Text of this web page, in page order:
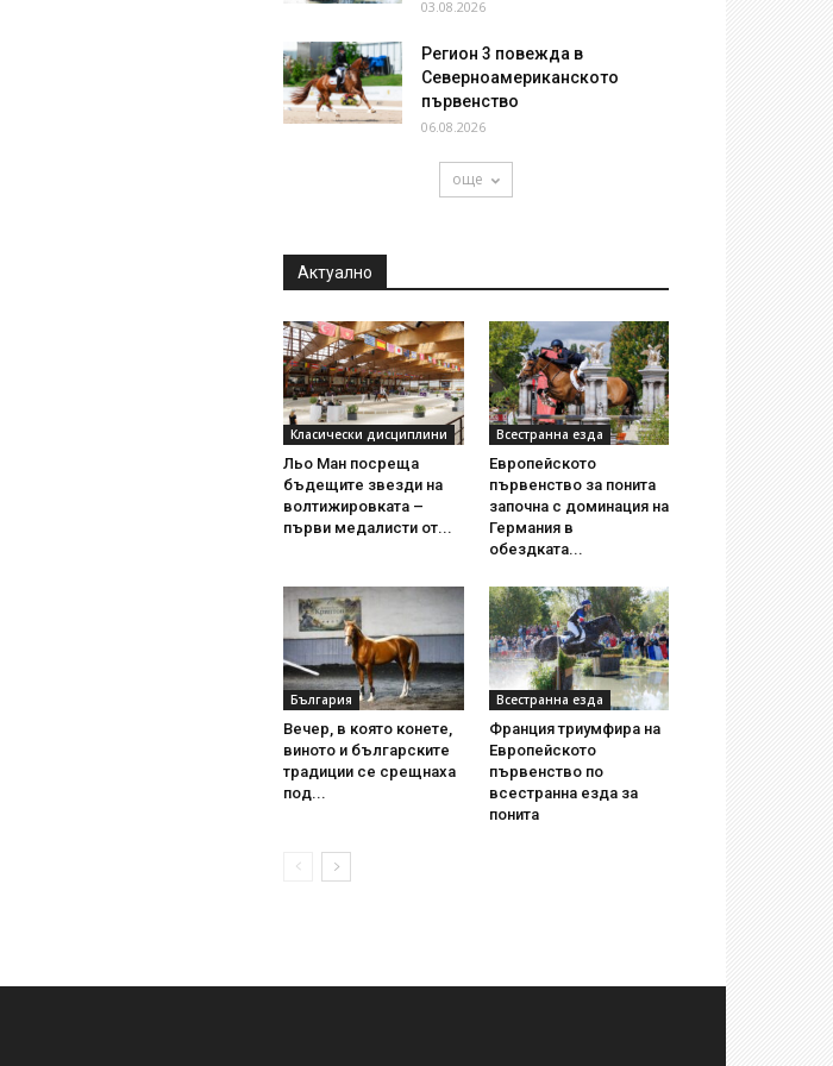
03.08.2026
Регион 3 повежда в
Северноамериканското
първенство
06.08.2026
още
Актуално
Класически дисциплини
Льо Ман посреща
бъдещите звезди на
волтижировката –
първи медалисти от...
Всестранна езда
Европейското
първенство за понита
започна с доминация на
Германия в
обездката...
България
Вечер, в която конете,
виното и българските
традиции се срещнаха
под...
Всестранна езда
Франция триумфира на
Европейското
първенство по
всестранна езда за
понита